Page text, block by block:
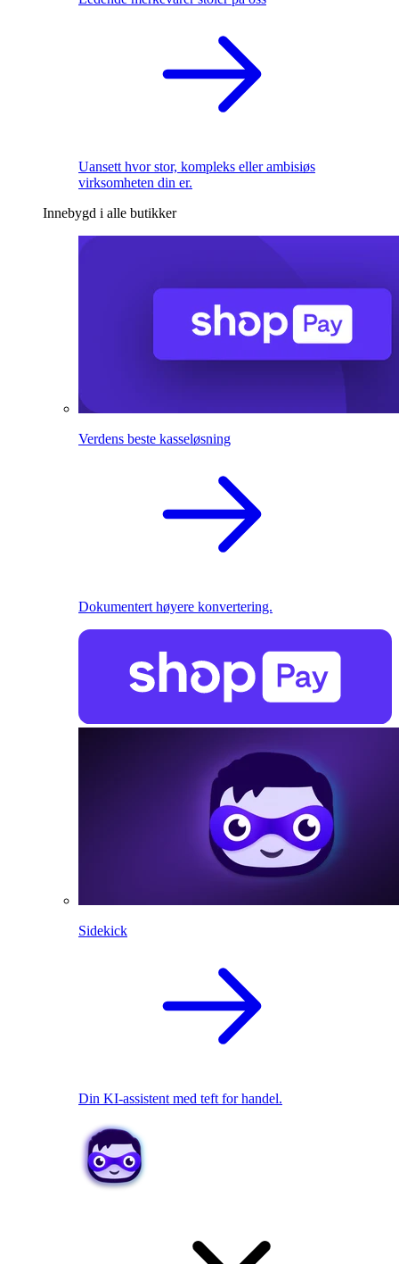
Uansett hvor stor, kompleks eller ambisiøs
virksomheten din er.
Innebygd i alle butikker
Verdens beste kasseløsning
Dokumentert høyere konvertering.
Sidekick
Din KI-assistent med teft for handel.